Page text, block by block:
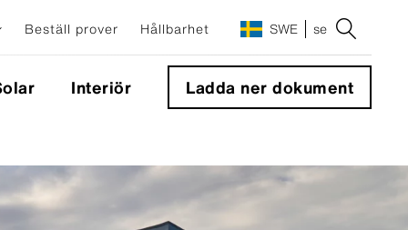
Beställ prover Hållbarhet SWE se
Integrerade solpaneler fasad
Sunskin Facade Lap
Sunskin Facade Flat
Interiör Ladda ner dokument